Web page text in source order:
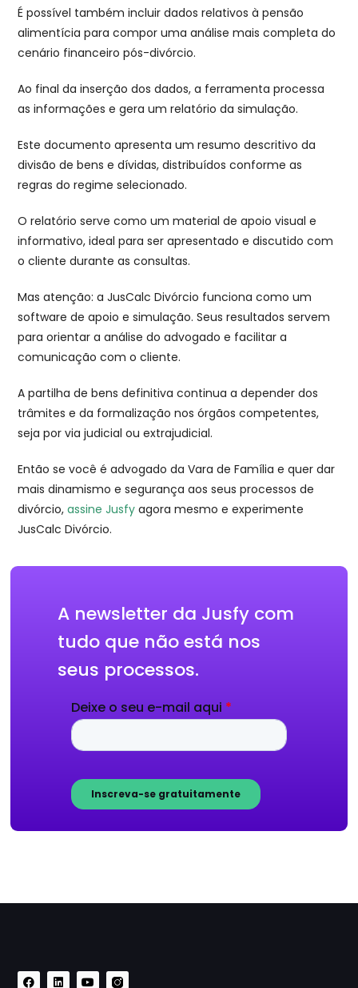
É possível também incluir dados relativos à pensão
alimentícia para compor uma análise mais completa do
cenário financeiro pós-divórcio.
Ao final da inserção dos dados, a ferramenta processa
as informações e gera um relatório da simulação.
Este documento apresenta um resumo descritivo da
divisão de bens e dívidas, distribuídos conforme as
regras do regime selecionado.
O relatório serve como um material de apoio visual e
informativo, ideal para ser apresentado e discutido com
o cliente durante as consultas.
Mas atenção: a JusCalc Divórcio funciona como um
software de apoio e simulação. Seus resultados servem
para orientar a análise do advogado e facilitar a
comunicação com o cliente.
A partilha de bens definitiva continua a depender dos
trâmites e da formalização nos órgãos competentes,
seja por via judicial ou extrajudicial.
Então se você é advogado da Vara de Família e quer dar
mais dinamismo e segurança aos seus processos de
divórcio,assine Jusfyagora mesmo e experimente
JusCalc Divórcio.
A newsletter da Jusfy com
tudo que não está nos
seus processos.